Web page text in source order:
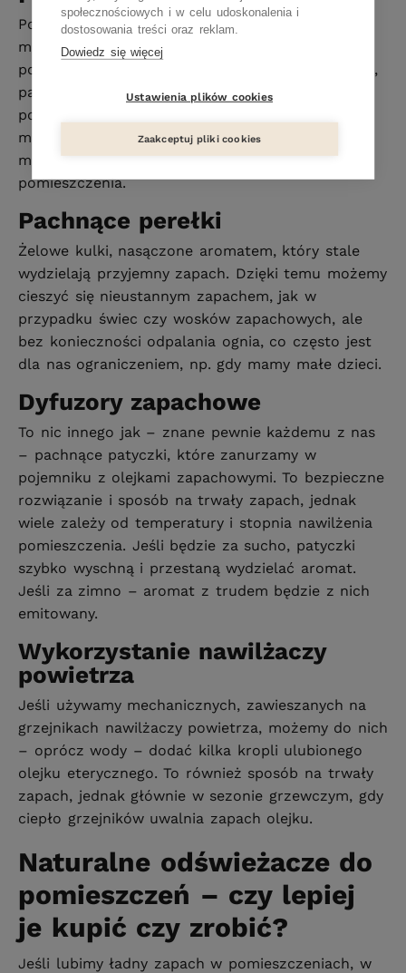
Potpourri (fr. mieszanka, bigos) to nazwa
mieszanki roślin zapachowych aromatyzujących
pomieszczenie. Dawniej były to po prostu świeże,
pachnące kwiaty i rośliny, które podwieszało się
pod sufitem. Później przeistoczyło się to w
mieszanie suszonych roślin, ziół i owoców w
misie, która jednocześnie stanowi ozdobę
pomieszczenia.
Pachnące perełki
Żelowe kulki, nasączone aromatem, który stale
wydzielają przyjemny zapach. Dzięki temu możemy
cieszyć się nieustannym zapachem, jak w
przypadku świec czy wosków zapachowych, ale
bez konieczności odpalania ognia, co często jest
dla nas ograniczeniem, np. gdy mamy małe dzieci.
Dyfuzory zapachowe
To nic innego jak – znane pewnie każdemu z nas
– pachnące patyczki, które zanurzamy w
pojemniku z olejkami zapachowymi. To bezpieczne
rozwiązanie i sposób na trwały zapach, jednak
wiele zależy od temperatury i stopnia nawilżenia
pomieszczenia. Jeśli będzie za sucho, patyczki
szybko wyschną i przestaną wydzielać aromat.
Jeśli za zimno – aromat z trudem będzie z nich
emitowany.
Wykorzystanie nawilżaczy
powietrza
Jeśli używamy mechanicznych, zawieszanych na
grzejnikach nawilżaczy powietrza, możemy do nich
– oprócz wody – dodać kilka kropli ulubionego
olejku eterycznego. To również sposób na trwały
zapach, jednak głównie w sezonie grzewczym, gdy
ciepło grzejników uwalnia zapach olejku.
Naturalne odświeżacze do
pomieszczeń – czy lepiej
je kupić czy zrobić?
Jeśli lubimy ładny zapach w pomieszczeniach, w
społecznościowych i w celu udoskonalenia i
dostosowania treści oraz reklam.
Dowiedz się więcej
Ustawienia plików cookies
Zaakceptuj pliki cookies